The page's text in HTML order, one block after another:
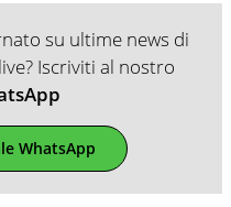
su ultime news di
Iscriviti al nostro
WhatsApp